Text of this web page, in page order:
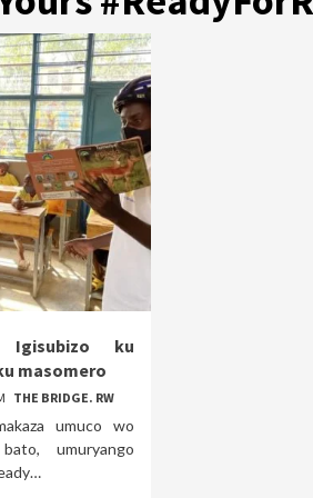
Igisubizo ku
masomero
THE BRIDGE. RW
umuco wo
umuryango